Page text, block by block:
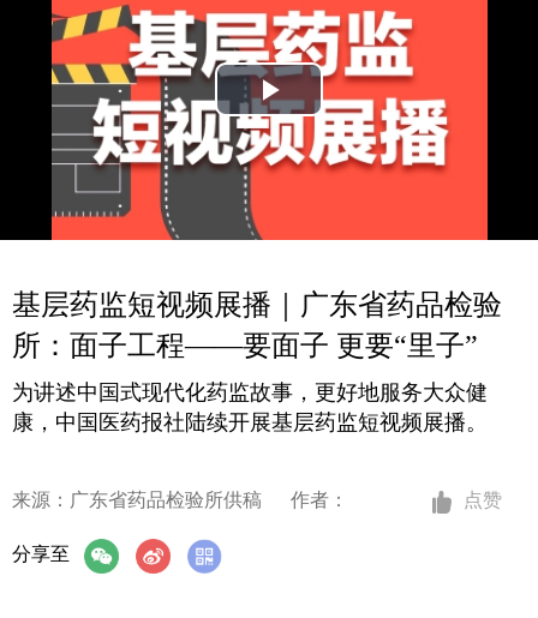
Play
Video
基层药监短视频展播｜广东省药品检验
所：面子工程——要面子 更要“里子”
为讲述中国式现代化药监故事，更好地服务大众健
康，中国医药报社陆续开展基层药监短视频展播。
来源：广东省药品检验所供稿 作者： 点赞
分享至